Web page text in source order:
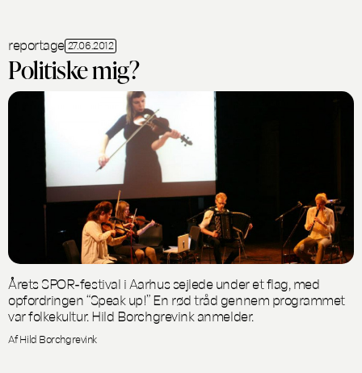
reportage 27.06.2012
Politiske mig?
Årets SPOR-festival i Aarhus sejlede under et flag, med
opfordringen “Speak up!” En rød tråd gennem programmet
var folkekultur. Hild Borchgrevink anmelder.
Af Hild Borchgrevink